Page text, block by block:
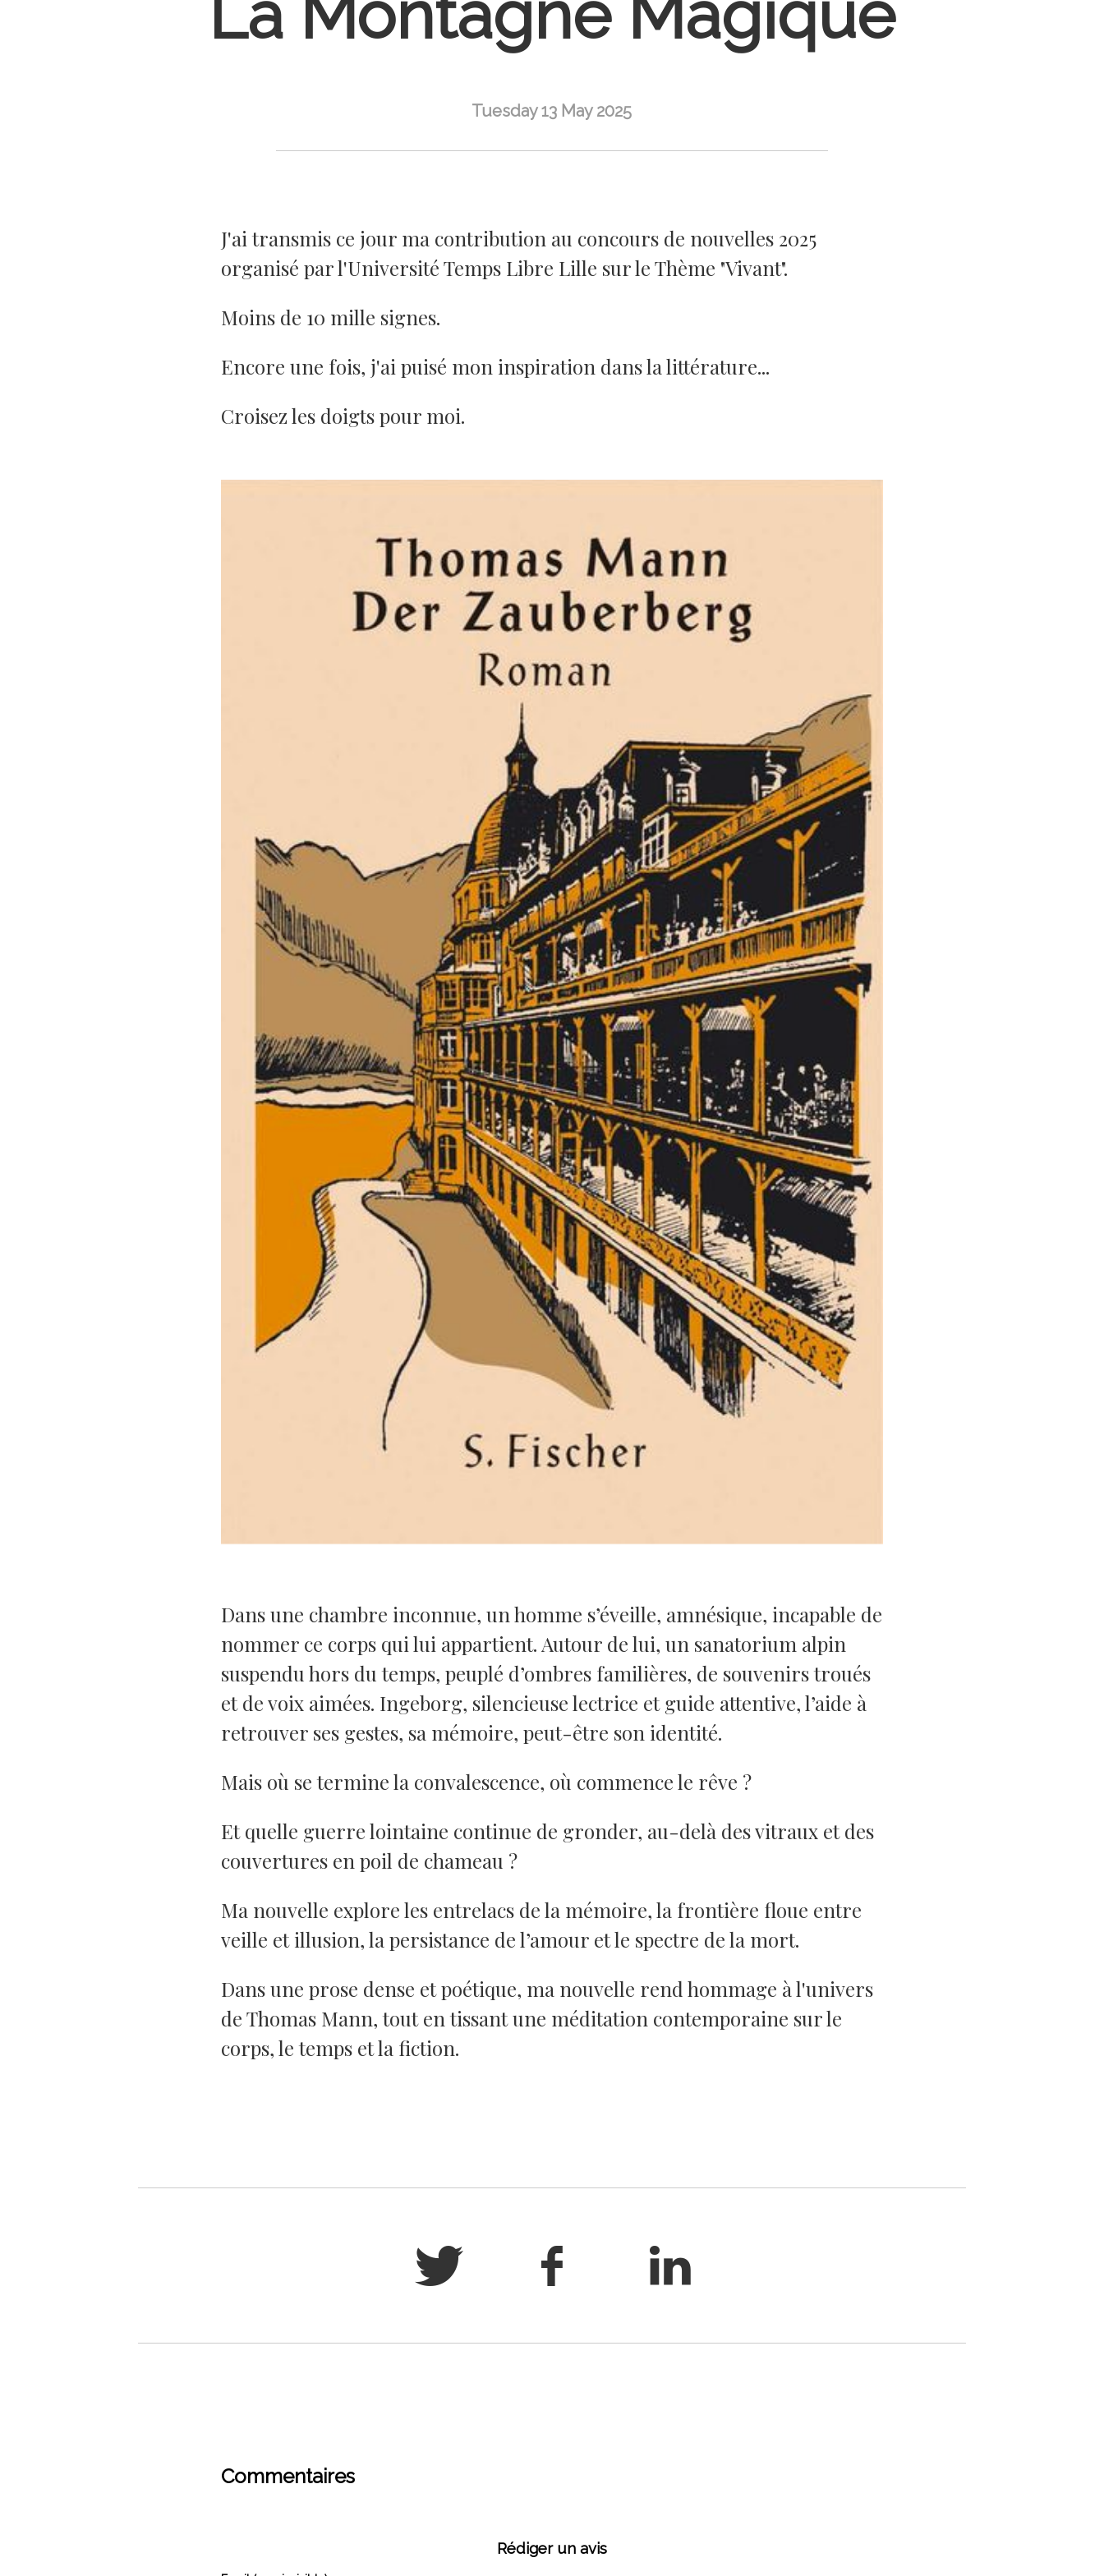
La Montagne Magique
Tuesday 13 May 2025
J'ai transmis ce jour ma contribution au concours de nouvelles 2025
organisé par l'Université Temps Libre Lille sur le Thème "Vivant".
Moins de 10 mille signes.
Encore une fois, j'ai puisé mon inspiration dans la littérature...
Croisez les doigts pour moi.
Dans une chambre inconnue, un homme s’éveille, amnésique, incapable de
nommer ce corps qui lui appartient. Autour de lui, un sanatorium alpin
suspendu hors du temps, peuplé d’ombres familières, de souvenirs troués
et de voix aimées. Ingeborg, silencieuse lectrice et guide attentive, l’aide à
retrouver ses gestes, sa mémoire, peut-être son identité.
Mais où se termine la convalescence, où commence le rêve ?
Et quelle guerre lointaine continue de gronder, au-delà des vitraux et des
couvertures en poil de chameau ?
Ma nouvelle explore les entrelacs de la mémoire, la frontière floue entre
veille et illusion, la persistance de l’amour et le spectre de la mort.
Dans une prose dense et poétique, ma nouvelle rend hommage à l'univers
de Thomas Mann, tout en tissant une méditation contemporaine sur le
corps, le temps et la fiction.
Commentaires
Rédiger un avis